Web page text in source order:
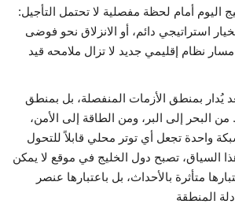
اليوم أمام لحظة مفصلية لا تحتمل التأجيل:
استراتيجي دائم، أو الانزلاق نحو فوضى
نظام إقليمي جديد لا تزال ملامحه قيد
يُدار بمنطق الأزمات المنفصلة، بل بمنطق
البحر إلى البر، ومن الطاقة إلى الأمن،
واحدة تجعل أي توتر محلي قابلاً للتحول
السياق، تصبح دول الخليج في موقع لا يمكن
متأثرة بالأحداث، بل باعتبارها عنصر
المنطقة